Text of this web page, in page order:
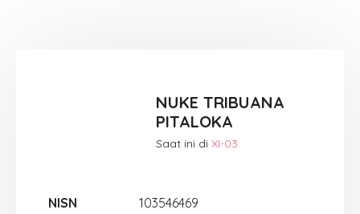
NUKE TRIBUANA
PITALOKA
Saat ini diXI-03
NISN 103546469